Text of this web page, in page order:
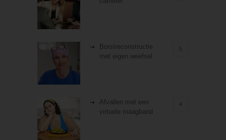
Borstreconstructie
met eigen weefsel
5
Afvallen met een
virtuele maagband
4